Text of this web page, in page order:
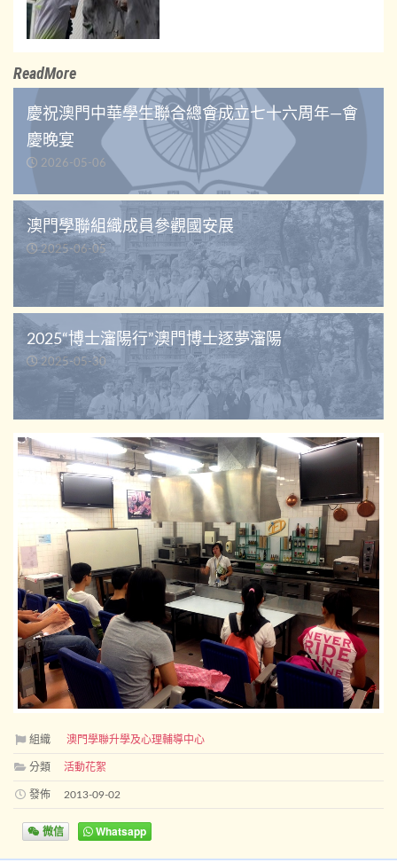
ReadMore
慶祝澳門中華學生聯合總會成立七十六周年—會
慶晚宴
2026-05-06
澳門學聯組織成員參觀國安展
2025-06-05
2025“博士瀋陽行”澳門博士逐夢瀋陽
2025-05-30
組織 澳門學聯升學及心理輔導中心
分類 活動花絮
發佈 2013-09-02
微信 Whatsapp